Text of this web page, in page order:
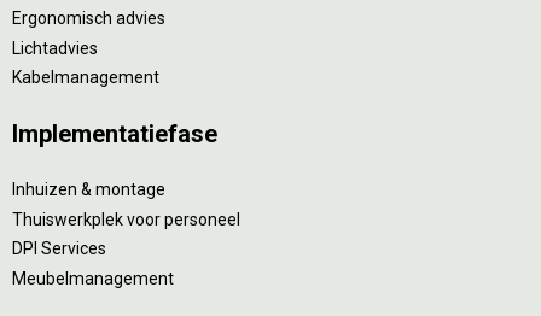
Ergonomisch advies
Lichtadvies
Kabelmanagement
Implementatiefase
Inhuizen & montage
Thuiswerkplek voor personeel
DPI Services
Meubelmanagement